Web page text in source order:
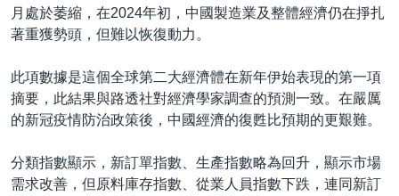
月處於萎縮，在2024年初，中國製造業及整體經濟仍在掙扎
著重獲勢頭，但難以恢復動力。
此項數據是這個全球第二大經濟體在新年伊始表現的第一項
摘要，此結果與路透社對經濟學家調查的預測一致。在嚴厲
的新冠疫情防治政策後，中國經濟的復甦比預期的更艱難。
分類指數顯示，新訂單指數、生產指數略為回升，顯示市場
需求改善，但原料庫存指數、從業人員指數下跌，連同新訂